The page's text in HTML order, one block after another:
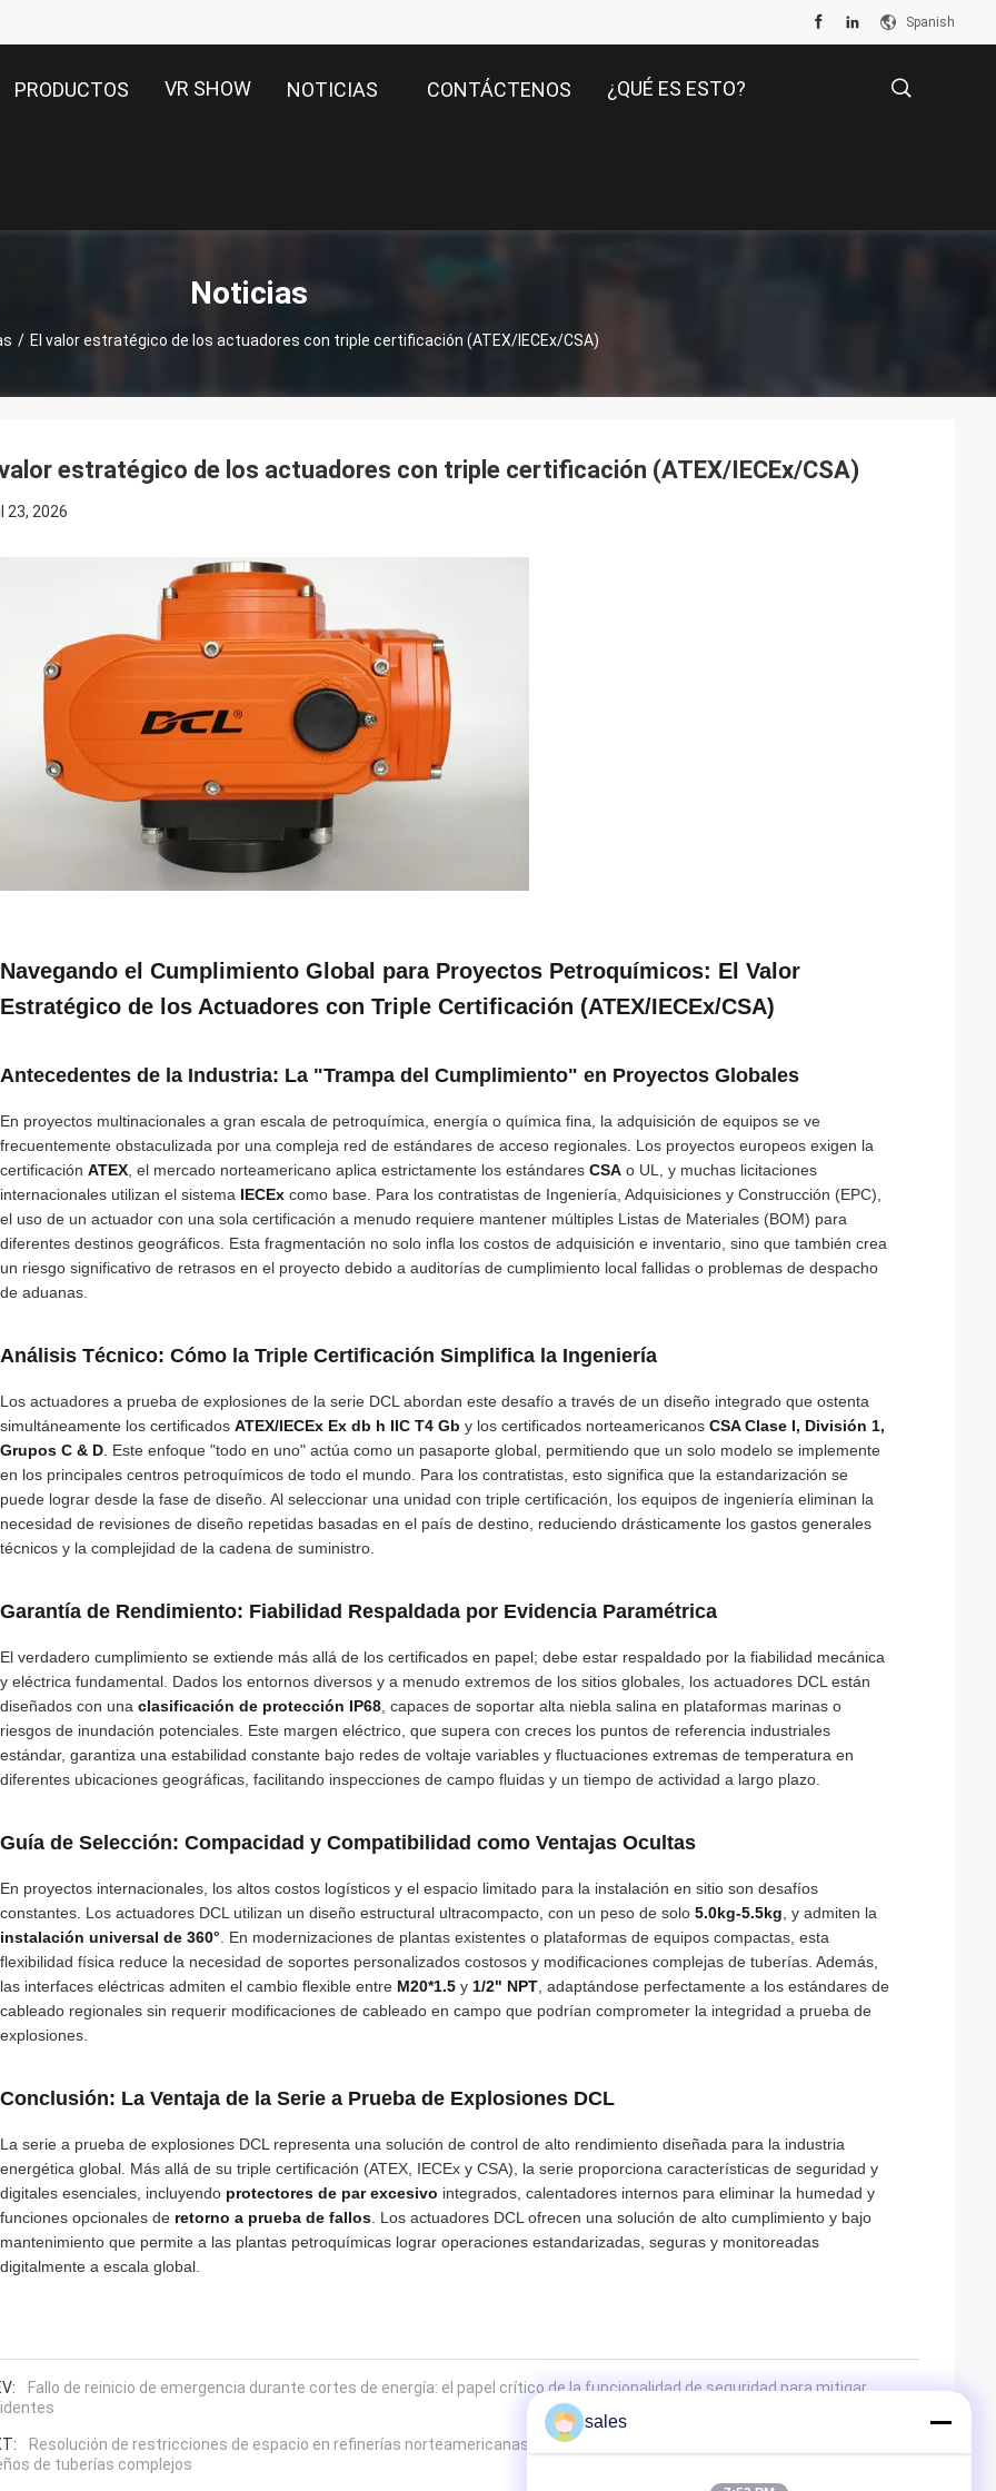
Spanish
PRODUCTOS VR SHOW NOTICIAS CONTÁCTENOS ¿QUÉ ES ESTO?
Noticias
/ El valor estratégico de los actuadores con triple certificación (ATEX/IECEx/CSA)
estratégico de los actuadores con triple certificación (ATEX/IECEx/CSA)
23, 2026
Navegando el Cumplimiento Global para Proyectos Petroquímicos: El Valor
Estratégico de los Actuadores con Triple Certificación (ATEX/IECEx/CSA)
Antecedentes de la Industria: La "Trampa del Cumplimiento" en Proyectos Globales
En proyectos multinacionales a gran escala de petroquímica, energía o química fina, la adquisición de equipos se ve
frecuentemente obstaculizada por una compleja red de estándares de acceso regionales. Los proyectos europeos exigen la
certificación ATEX , el mercado norteamericano aplica estrictamente los estándares CSA o UL, y muchas licitaciones
internacionales utilizan el sistema IECEx como base. Para los contratistas de Ingeniería, Adquisiciones y Construcción (EPC),
el uso de un actuador con una sola certificación a menudo requiere mantener múltiples Listas de Materiales (BOM) para
diferentes destinos geográficos. Esta fragmentación no solo infla los costos de adquisición e inventario, sino que también crea
un riesgo significativo de retrasos en el proyecto debido a auditorías de cumplimiento local fallidas o problemas de despacho
de aduanas.
Análisis Técnico: Cómo la Triple Certificación Simplifica la Ingeniería
Los actuadores a prueba de explosiones de la serie DCL abordan este desafío a través de un diseño integrado que ostenta
simultáneamente los certificados ATEX/IECEx Ex db h IIC T4 Gb y los certificados norteamericanos CSA Clase I, División 1,
Grupos C & D . Este enfoque "todo en uno" actúa como un pasaporte global, permitiendo que un solo modelo se implemente
en los principales centros petroquímicos de todo el mundo. Para los contratistas, esto significa que la estandarización se
puede lograr desde la fase de diseño. Al seleccionar una unidad con triple certificación, los equipos de ingeniería eliminan la
necesidad de revisiones de diseño repetidas basadas en el país de destino, reduciendo drásticamente los gastos generales
técnicos y la complejidad de la cadena de suministro.
Garantía de Rendimiento: Fiabilidad Respaldada por Evidencia Paramétrica
El verdadero cumplimiento se extiende más allá de los certificados en papel; debe estar respaldado por la fiabilidad mecánica
y eléctrica fundamental. Dados los entornos diversos y a menudo extremos de los sitios globales, los actuadores DCL están
diseñados con una clasificación de protección IP68 , capaces de soportar alta niebla salina en plataformas marinas o
riesgos de inundación potenciales. Este margen eléctrico, que supera con creces los puntos de referencia industriales
estándar, garantiza una estabilidad constante bajo redes de voltaje variables y fluctuaciones extremas de temperatura en
diferentes ubicaciones geográficas, facilitando inspecciones de campo fluidas y un tiempo de actividad a largo plazo.
Guía de Selección: Compacidad y Compatibilidad como Ventajas Ocultas
En proyectos internacionales, los altos costos logísticos y el espacio limitado para la instalación en sitio son desafíos
constantes. Los actuadores DCL utilizan un diseño estructural ultracompacto, con un peso de solo 5.0kg-5.5kg , y admiten la
instalación universal de 360° . En modernizaciones de plantas existentes o plataformas de equipos compactas, esta
flexibilidad física reduce la necesidad de soportes personalizados costosos y modificaciones complejas de tuberías. Además,
las interfaces eléctricas admiten el cambio flexible entre M20*1.5 y 1/2" NPT , adaptándose perfectamente a los estándares de
cableado regionales sin requerir modificaciones de cableado en campo que podrían comprometer la integridad a prueba de
explosiones.
Conclusión: La Ventaja de la Serie a Prueba de Explosiones DCL
La serie a prueba de explosiones DCL representa una solución de control de alto rendimiento diseñada para la industria
energética global. Más allá de su triple certificación (ATEX, IECEx y CSA), la serie proporciona características de seguridad y
digitales esenciales, incluyendo protectores de par excesivo integrados, calentadores internos para eliminar la humedad y
funciones opcionales de retorno a prueba de fallos . Los actuadores DCL ofrecen una solución de alto cumplimiento y bajo
mantenimiento que permite a las plantas petroquímicas lograr operaciones estandarizadas, seguras y monitoreadas
digitalmente a escala global.
Fallo de reinicio de emergencia durante cortes de energía: el papel crítico de la funcionalidad de seguridad para mitigar
Resolución de restricciones de espacio en refinerías norteamericanas: actuadores compactos con certificación CSA para
de tuberías complejos
sales